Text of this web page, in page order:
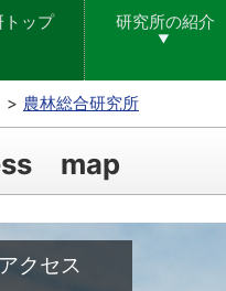
トップ 研究所の紹介
農林総合研究所
map
クセス